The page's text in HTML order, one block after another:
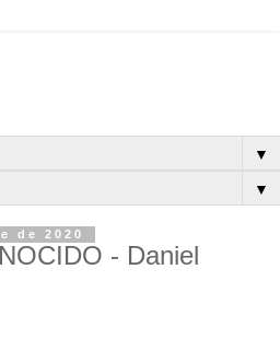
▼
▼
de 2020
- Daniel